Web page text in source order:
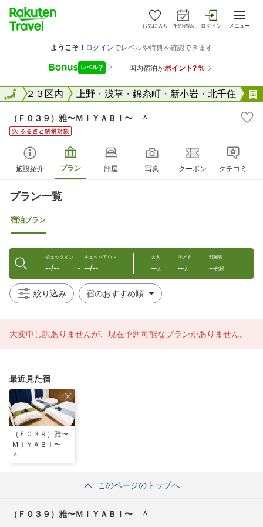
お気に入り 予約確認 ログイン メニュー
東京２３区内 上野・浅草・錦糸町・新小岩・北千住
全国
（Ｆ０３９）雅〜ＭＩＹＡＢＩ〜 ＾
施設紹介 プラン 部屋 写真 クーポン クチコミ
プラン一覧
宿泊プラン
チェックイン
--/-- 〜
チェックアウト
--/--
大人
--人
子ども
--人
部屋数
--部屋
絞り込み
大変申し訳ありませんが、現在予約可能なプランがありません。
最近見た宿
（Ｆ０３９）雅〜
ＭＩＹＡＢＩ〜
＾
このページのトップへ
（Ｆ０３９）雅〜ＭＩＹＡＢＩ〜 ＾